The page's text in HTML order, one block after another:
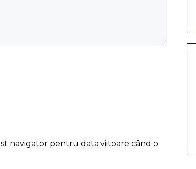
navigator pentru data viitoare când o